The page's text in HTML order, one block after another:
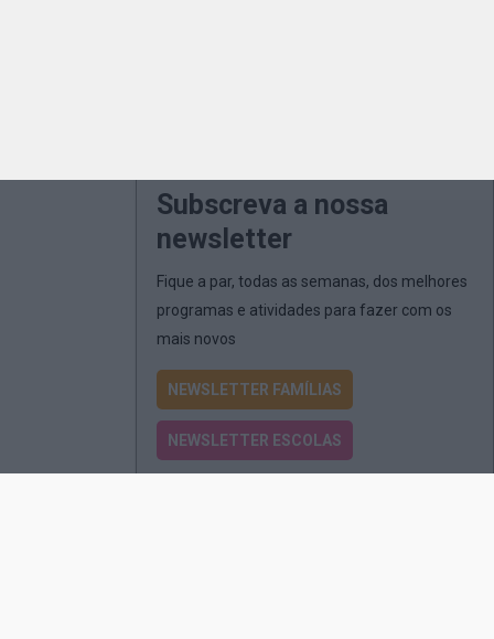
Subscreva a nossa
newsletter
Fique a par, todas as semanas, dos melhores
programas e atividades para fazer com os
mais novos
NEWSLETTER FAMÍLIAS
NEWSLETTER ESCOLAS